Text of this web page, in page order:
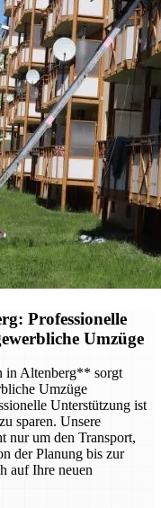
Professionelle
Umzüge
in Altenberg** sorgt
Umzüge
Unterstützung ist
sparen. Unsere
nur um den Transport,
der Planung bis zur
auf Ihre neuen